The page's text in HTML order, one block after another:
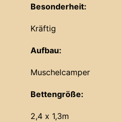
Besonderheit:
Kräftig
Aufbau:
Muschelcamper
Bettengröße:
2,4 x 1,3m